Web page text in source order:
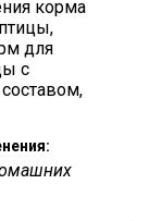
корма
для
с